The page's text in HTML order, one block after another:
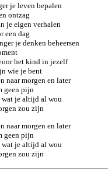
je leven bepalen
ontzag
je eigen verhalen
een dag
je denken beheersen
het kind in jezelf
wie je bent
naar morgen en later
geen pijn
wat je altijd al wou
zou zijn
naar morgen en later
geen pijn
wat je altijd al wou
zou zijn